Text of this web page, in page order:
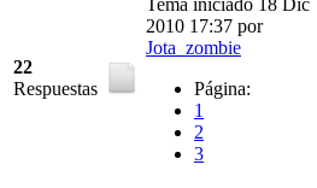
22
Respuestas
Tema iniciado 18 Dic
2010 17:37 por
Jota_zombie
Página:
1
2
3